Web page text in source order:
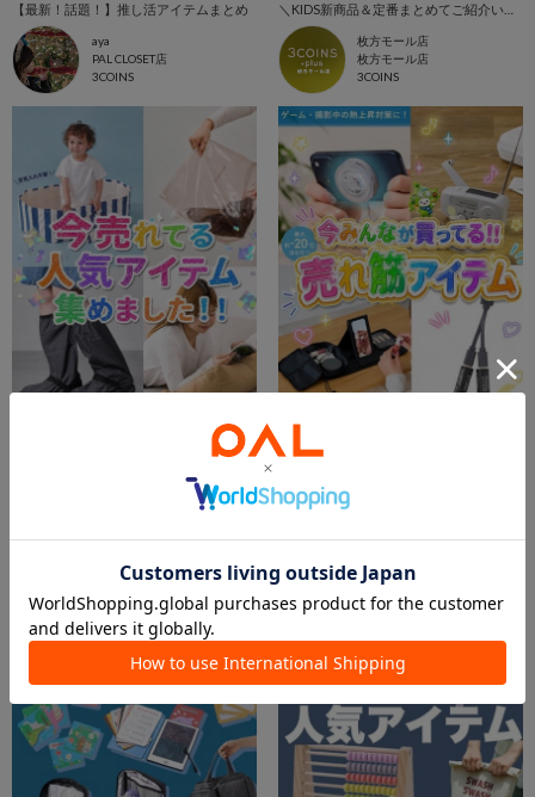
【最新！話題！】推し活アイテムまとめ
aya
PAL CLOSET店
3COINS
枚方モール店
枚方モール店
3COINS
イオンモール札幌発寒店
イオンモール札幌発寒店
欲しいものが見つかる!!売れ筋アイテム!!